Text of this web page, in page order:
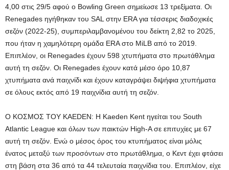
4,00 στις 29/5 αφού ο Bowling Green σημείωσε 13 τρεξίματα. Οι
Renegades ηγήθηκαν του SAL στην ERA για τέσσερις διαδοχικές
σεζόν (2022-25), συμπεριλαμβανομένου του δείκτη 2,82 το 2025,
που ήταν η χαμηλότερη ομάδα ERA στο MiLB από το 2019.
Επιπλέον, οι Renegades έχουν 598 χτυπήματα στο πρωτάθλημα
αυτή τη σεζόν. Οι Renegades έχουν κατά μέσο όρο 10,87
χτυπήματα ανά παιχνίδι και έχουν καταγράψει διψήφια χτυπήματα
σε όλους εκτός από 19 παιχνίδια αυτή τη σεζόν.
Ο ΚΟΣΜΟΣ ΤΟΥ KAEDEN: Η Kaeden Kent ηγείται του South
Atlantic League και όλων των παικτών High-A σε επιτυχίες με 67
αυτή τη σεζόν. Ενώ ο μέσος όρος του κτυπήματος είναι μόλις
ένατος μεταξύ των προσόντων στο πρωτάθλημα, ο Κεντ έχει φτάσει
στη βάση στα 36 από τα 44 τελευταία παιχνίδια του. Επιπλέον, είχε